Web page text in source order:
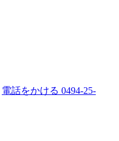
電話をかける 0494-25-